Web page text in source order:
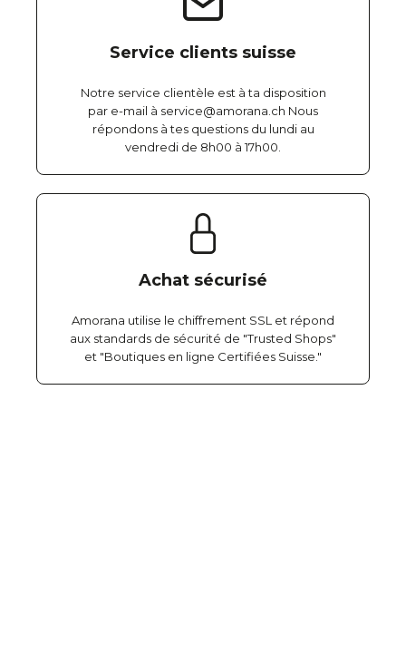
Service clients suisse
Notre service clientèle est à ta disposition
par e-mail à service@amorana.ch Nous
répondons à tes questions du lundi au
vendredi de 8h00 à 17h00.
Achat sécurisé
Amorana utilise le chiffrement SSL et répond
aux standards de sécurité de "Trusted Shops"
et "Boutiques en ligne Certifiées Suisse."